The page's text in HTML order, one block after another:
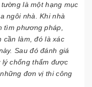
là một hạng mục
ngôi nhà. Khi nhà
tìm phương pháp,
cần làm, đó là xác
Sau đó đánh giá
chống thấm được
đơn vị thi công